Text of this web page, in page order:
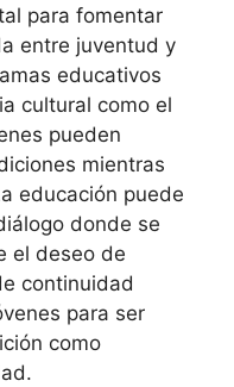
para fomentar
entre juventud y
educativos
cultural como el
pueden
mientras
educación puede
donde se
el deseo de
continuidad
para ser
como